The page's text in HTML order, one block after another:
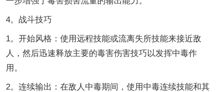
4。战斗技巧
1。开始风格：使用远程技能或流离失所技能来接近敌
人，然后迅速释放主要的毒害伤害技巧以发挥中毒作
用。
2。连续输出：在敌人中毒期间，使用中毒连续技能和其